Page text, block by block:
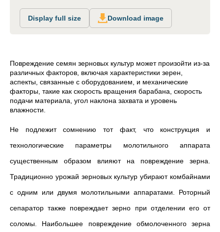
Display full size Download image
Повреждение семян зерновых культур может произойти из-за
различных факторов, включая характеристики зерен,
аспекты, связанные с оборудованием, и механические
факторы, такие как скорость вращения барабана, скорость
подачи материала, угол наклона захвата и уровень
влажности.
Не подлежит сомнению тот факт, что конструкция и
технологические параметры молотильного аппарата
существенным образом влияют на повреждение зерна.
Традиционно урожай зерновых культур убирают комбайнами
с одним или двумя молотильными аппаратами. Роторный
сепаратор также повреждает зерно при отделении его от
соломы. Наибольшее повреждение обмолоченного зерна